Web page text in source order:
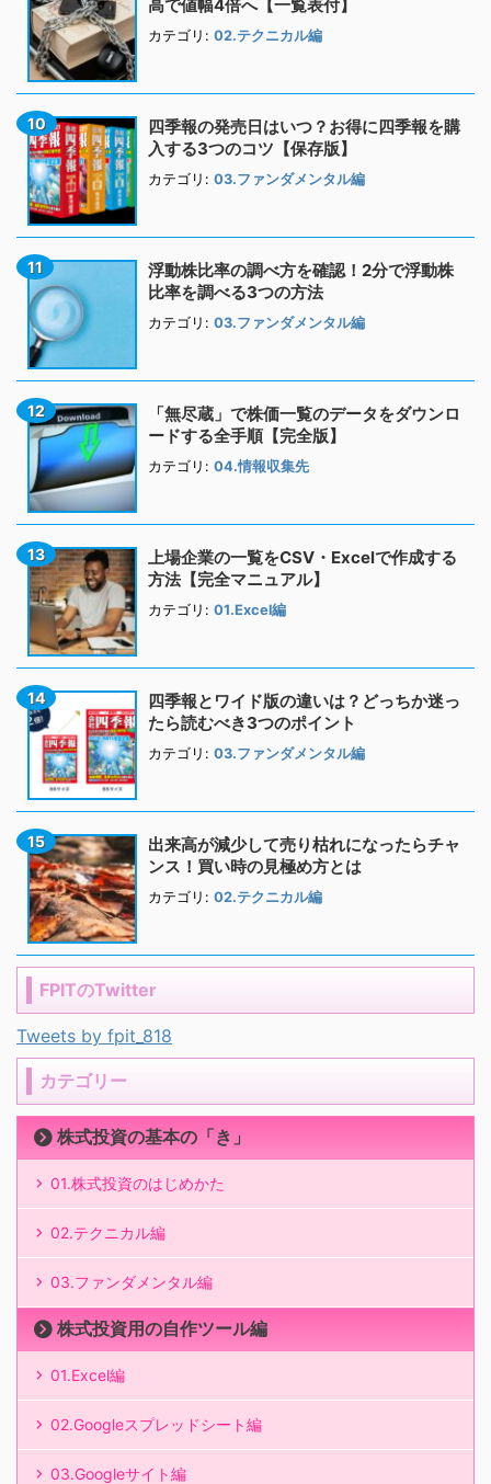
高で値幅4倍へ【一覧表付】
カテゴリ: 02.テクニカル編
四季報の発売日はいつ？お得に四季報を購
入する3つのコツ【保存版】
カテゴリ: 03.ファンダメンタル編
浮動株比率の調べ方を確認！2分で浮動株
比率を調べる3つの方法
カテゴリ: 03.ファンダメンタル編
「無尽蔵」で株価一覧のデータをダウンロ
ードする全手順【完全版】
カテゴリ: 04.情報収集先
上場企業の一覧をCSV・Excelで作成する
方法【完全マニュアル】
カテゴリ: 01.Excel編
四季報とワイド版の違いは？どっちか迷っ
たら読むべき3つのポイント
カテゴリ: 03.ファンダメンタル編
出来高が減少して売り枯れになったらチャ
ンス！買い時の見極め方とは
カテゴリ: 02.テクニカル編
FPITのTwitter
Tweets by fpit_818
カテゴリー
株式投資の基本の「き」
01.株式投資のはじめかた
02.テクニカル編
03.ファンダメンタル編
株式投資用の自作ツール編
01.Excel編
02.Googleスプレッドシート編
03.Googleサイト編